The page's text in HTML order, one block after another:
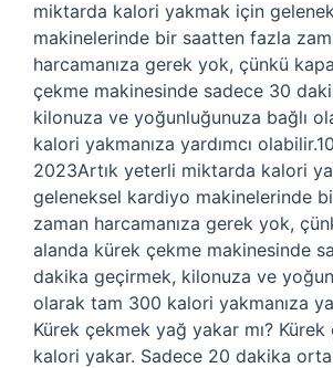
miktarda kalori yakmak için
makinelerinde bir saatten fazla
harcamanıza gerek yok, çünkü
çekme makinesinde sadece 30
kilonuza ve yoğunluğunuza bağlı
kalori yakmanıza yardımcı
2023Artık yeterli miktarda kalori
geleneksel kardiyo makinelerinde
zaman harcamanıza gerek yok,
alanda kürek çekme makinesinde
dakika geçirmek, kilonuza ve
olarak tam 300 kalori yakmanıza
Kürek çekmek yağ yakar mı?
kalori yakar. Sadece 20 dakika